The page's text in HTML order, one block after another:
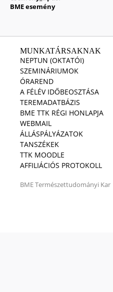
BME esemény
MUNKATÁRSAKNAK
NEPTUN (OKTATÓI)
SZEMINÁRIUMOK
ÓRAREND
A FÉLÉV IDŐBEOSZTÁSA
TEREMADATBÁZIS
BME TTK RÉGI HONLAPJA
WEBMAIL
ÁLLÁSPÁLYÁZATOK
TANSZÉKEK
TTK MOODLE
AFFILIÁCIÓS PROTOKOLL
BMETermészettudományi Kar